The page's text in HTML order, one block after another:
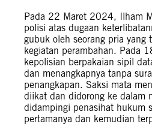
Pada 22 Maret 2024, Ilham
polisi atas dugaan
gubuk oleh seorang pria yang
kegiatan perambahan. Pada
kepolisian berpakaian sipil
dan menangkapnya tanpa
penangkapan. Saksi mata
diikat dan didorong ke dalam
didampingi penasihat hukum
pertamanya dan kemudian